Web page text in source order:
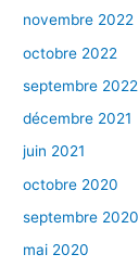
novembre 2022
octobre 2022
septembre 2022
décembre 2021
juin 2021
octobre 2020
septembre 2020
mai 2020